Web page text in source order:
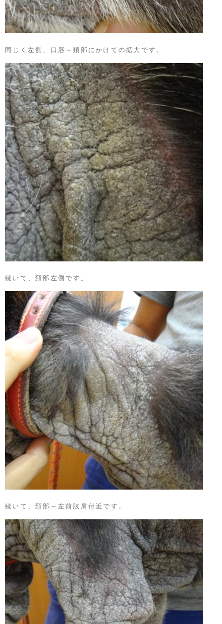
同じく左側、口唇～頚部にかけての拡大です。
続いて、頚部左側です。
続いて、頚部～左前肢肩付近です。